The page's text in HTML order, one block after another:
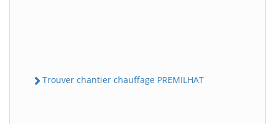
Trouver chantier chauffage PREMILHAT